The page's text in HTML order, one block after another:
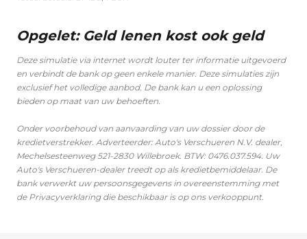
Opgelet: Geld lenen kost ook geld
Deze simulatie via internet wordt louter ter informatie uitgevoerd
en verbindt de bank op geen enkele manier. Deze simulaties zijn
exclusief het volledige aanbod. De bank kan u een oplossing
bieden op maat van uw behoeften.
Onder voorbehoud van aanvaarding van uw dossier door de
kredietverstrekker. Adverteerder: Auto's Verschueren N.V. dealer,
Mechelsesteenweg 521-2830 Willebroek. BTW: 0476.037.594. Uw
Auto's Verschueren-dealer treedt op als kredietbemiddelaar. De
bank verwerkt uw persoonsgegevens in overeenstemming met
de Privacyverklaring die beschikbaar is op ons verkooppunt.